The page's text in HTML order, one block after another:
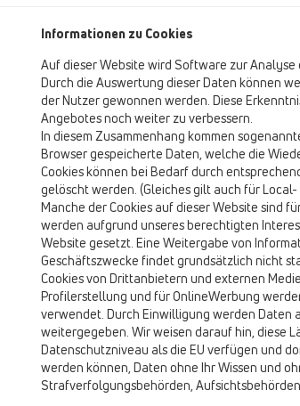
Zusatzteile
HL01056D
15 Großabläufe / Zusatzteile / Ersatzteile /
O-Ring 180x6mm
HL0605.1E
15 Großabläufe / Zusatzteile / Ersatzteile /
Kunststoff-Einlaufrost 226x226mm
HL0605.2E
15 Großabläufe / Zusatzteile / Ersatzteile
Wassergeruchsverschlusseinsatz
HL0605.3E
15 Großabläufe / Zusatzteile / Ersatzteile /
Einlaufrost Edelstahl 226x226mm
HL0605.4E
15 Großabläufe / Zusatzteile / Ersatzteile /
Informationen zu Cookies
Auf dieser Website wird Software zur
Durch die Auswertung dieser Daten können
der Nutzer gewonnen werden. Diese
Angebotes noch weiter zu verbessern.
In diesem Zusammenhang kommen
Browser gespeicherte Daten, welche die
Cookies können bei Bedarf durch
gelöscht werden. (Gleiches gilt auch für
Manche der Cookies auf dieser Website sind
werden aufgrund unseres berechtigten
Website gesetzt. Eine Weitergabe von
Geschäftszwecke findet grundsätzlich nicht
Cookies von Drittanbietern und externen
Profilerstellung und für OnlineWerbung
verwendet. Durch Einwilligung werden Daten
weitergegeben. Wir weisen darauf hin, diese
Datenschutzniveau als die EU verfügen und
werden können, Daten ohne Ihr Wissen und
Strafverfolgungsbehörden,